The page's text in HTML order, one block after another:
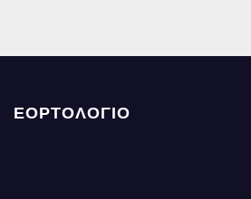
ΕΟΡΤΟΛΟΓΙΟ